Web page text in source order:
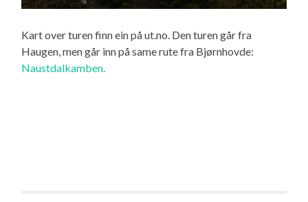
Kart over turen finn ein på ut.no. Den turen går fra
Haugen, men går inn på same rute fra Bjørnhovde:
Naustdalkamben.